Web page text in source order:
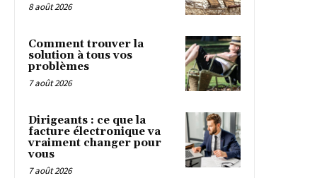
8 août 2026
Comment trouver la
solution à tous vos
problèmes
7 août 2026
Dirigeants : ce que la
facture électronique va
vraiment changer pour
vous
7 août 2026